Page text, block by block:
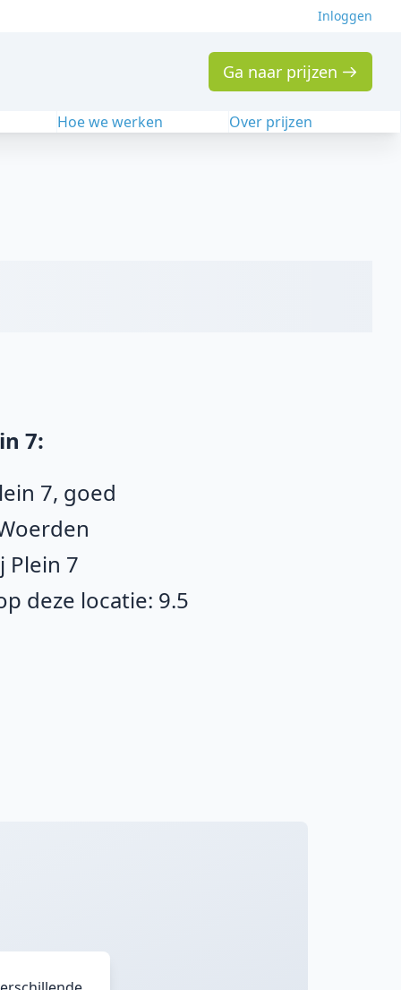
Inloggen
Ga naar prijzen
Hoe we werken Over prijzen
7:
7, goed
Plein 7
deze locatie: 9.5